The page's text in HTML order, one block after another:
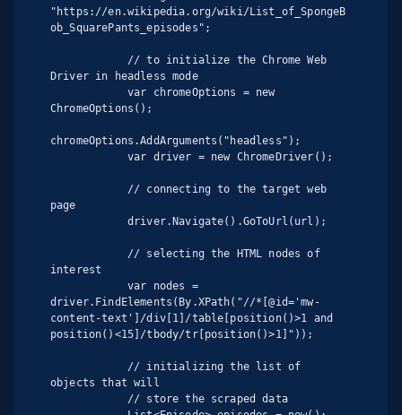
"https://en.wikipedia.org/wiki/List_of_SpongeB
ob_SquarePants_episodes";
Driver in headless mode
ChromeOptions();
chromeOptions.AddArguments("headless");
page
interest
driver.FindElements(By.XPath("//*[@id='mw-
content-text']/div[1]/table[position()>1 and
position()<15]/tbody/tr[position()>1]"));
objects that will